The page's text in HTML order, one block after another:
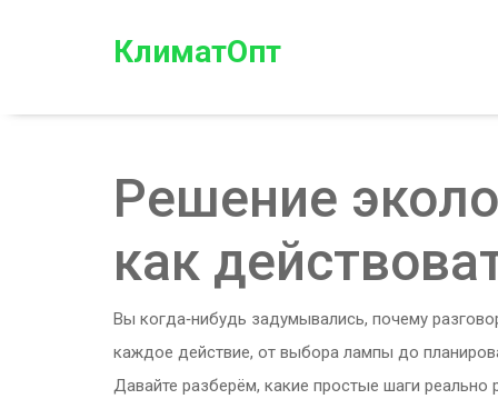
КлиматОпт
Решение
как
Вы когда‑нибудь задумывались, почему
каждое действие, от выбора лампы до
Давайте разберём, какие простые шаги